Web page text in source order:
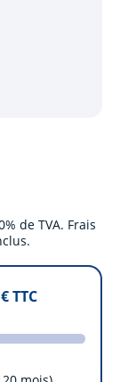
de TVA. Frais
€ TTC